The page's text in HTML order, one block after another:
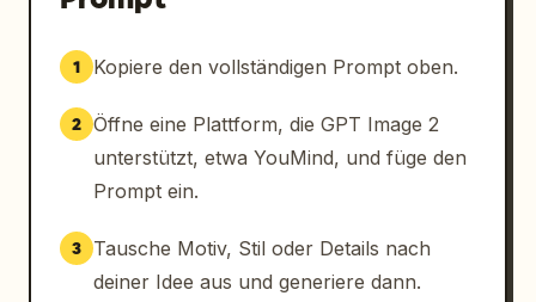
die Studio-Umgebung. Ändern Sie nicht die
Pose, den Bildausschnitt, den Zuschnitt, die
Perspektive, den Abstand zum Subjekt, die
Sie nicht die Gesichtsidentität,
Gesichtsproportionen, Hauttöne oder Frisuren.
1 Kopiere den vollständigen Prompt oben.
2 Öffne eine Plattform, die GPT Image 2
unterstützt, etwa YouMind, und füge den
Prompt ein.
3
Tausche Motiv, Stil oder Details nach
deiner Idee aus und generiere dann.